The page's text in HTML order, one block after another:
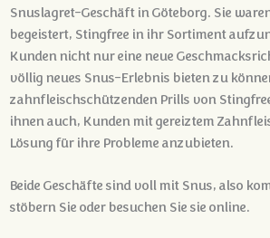
Snuslagret-Geschäft in Göteborg. Sie
begeistert, Stingfree in ihr Sortiment
Kunden nicht nur eine neue
völlig neues Snus-Erlebnis bieten zu
zahnfleischschützenden Prills von
ihnen auch, Kunden mit gereiztem
Lösung für ihre Probleme anzubieten.
Beide Geschäfte sind voll mit Snus, also
stöbern Sie oder besuchen Sie sie online.